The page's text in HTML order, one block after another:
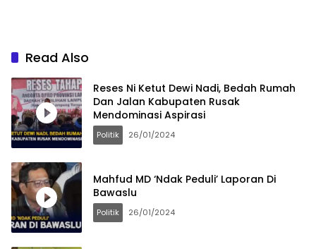
Read Also
Reses Ni Ketut Dewi Nadi, Bedah Rumah
Dan Jalan Kabupaten Rusak
Mendominasi Aspirasi
Politik 26/01/2024
Mahfud MD ‘Ndak Peduli’ Laporan Di
Bawaslu
Politik 26/01/2024